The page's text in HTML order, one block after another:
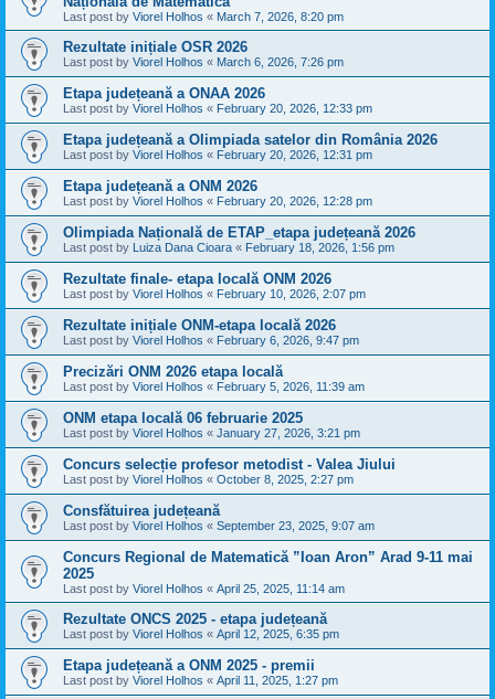
Last post by Viorel Holhos « March 7, 2026, 8:20 pm
Rezultate inițiale OSR 2026
Last post by Viorel Holhos « March 6, 2026, 7:26 pm
Etapa județeană a ONAA 2026
Last post by Viorel Holhos « February 20, 2026, 12:33 pm
Etapa județeană a Olimpiada satelor din România 2026
Last post by Viorel Holhos « February 20, 2026, 12:31 pm
Etapa județeană a ONM 2026
Last post by Viorel Holhos « February 20, 2026, 12:28 pm
Olimpiada Națională de ETAP_etapa județeană 2026
Last post by Luiza Dana Cioara « February 18, 2026, 1:56 pm
Rezultate finale- etapa locală ONM 2026
Last post by Viorel Holhos « February 10, 2026, 2:07 pm
Rezultate inițiale ONM-etapa locală 2026
Last post by Viorel Holhos « February 6, 2026, 9:47 pm
Precizări ONM 2026 etapa locală
Last post by Viorel Holhos « February 5, 2026, 11:39 am
ONM etapa locală 06 februarie 2025
Last post by Viorel Holhos « January 27, 2026, 3:21 pm
Concurs selecție profesor metodist - Valea Jiului
Last post by Viorel Holhos « October 8, 2025, 2:27 pm
Consfătuirea județeană
Last post by Viorel Holhos « September 23, 2025, 9:07 am
Concurs Regional de Matematică ”Ioan Aron” Arad 9-11 mai
2025
Last post by Viorel Holhos « April 25, 2025, 11:14 am
Rezultate ONCS 2025 - etapa județeană
Last post by Viorel Holhos « April 12, 2025, 6:35 pm
Etapa județeană a ONM 2025 - premii
Last post by Viorel Holhos « April 11, 2025, 1:27 pm